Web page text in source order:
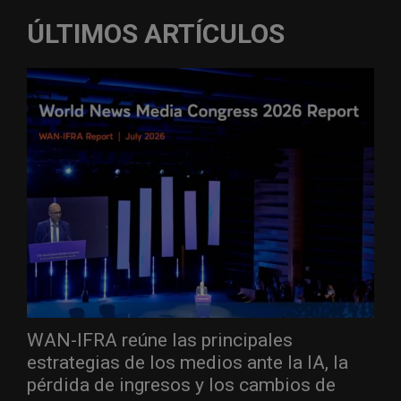
ÚLTIMOS ARTÍCULOS
WAN-IFRA reúne las principales
estrategias de los medios ante la IA, la
pérdida de ingresos y los cambios de